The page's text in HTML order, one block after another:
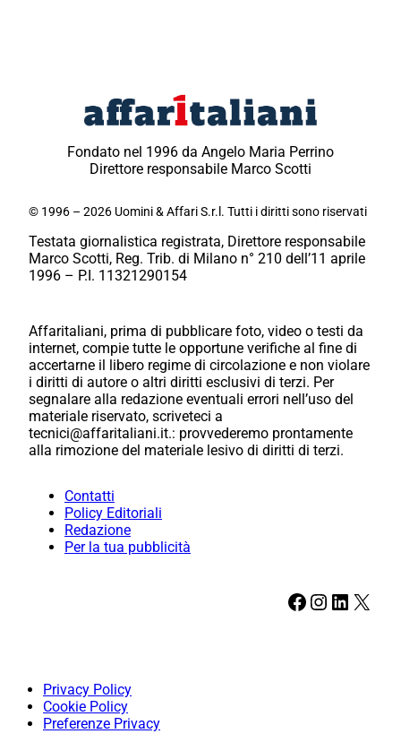
Fondato nel 1996 da Angelo Maria Perrino
Direttore responsabile Marco Scotti
© 1996 – 2026 Uomini & Affari S.r.l. Tutti i diritti sono riservati
Testata giornalistica registrata, Direttore responsabile
Marco Scotti, Reg. Trib. di Milano n° 210 dell’11 aprile
1996 – P.I. 11321290154
Affaritaliani, prima di pubblicare foto, video o testi da
internet, compie tutte le opportune verifiche al fine di
accertarne il libero regime di circolazione e non violare
i diritti di autore o altri diritti esclusivi di terzi. Per
segnalare alla redazione eventuali errori nell’uso del
materiale riservato, scriveteci a
tecnici@affaritaliani.it.: provvederemo prontamente
alla rimozione del materiale lesivo di diritti di terzi.
Contatti
Policy Editoriali
Redazione
Per la tua pubblicità
Facebook Instagram LinkedIn X
Privacy Policy
Cookie Policy
Preferenze Privacy